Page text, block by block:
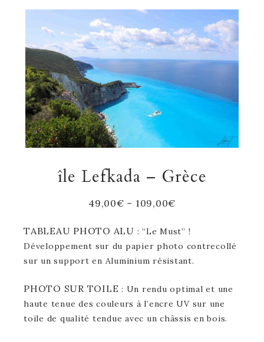
île Lefkada – Grèce
49,00€ – 109,00€
TABLEAU PHOTO ALU : “Le Must” !
Développement sur du papier photo contrecollé
sur un support en Aluminium résistant.
PHOTO SUR TOILE : Un rendu optimal et une
haute tenue des couleurs à l’encre UV sur une
toile de qualité tendue avec un châssis en bois.